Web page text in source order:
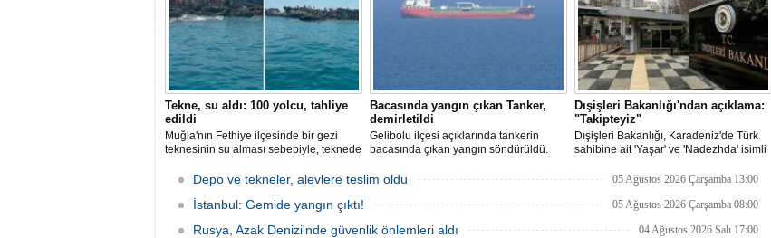
Tekne, su aldı: 100 yolcu, tahliye
edildi
Muğla'nın Fethiye ilçesinde bir gezi
teknesinin su alması sebebiyle, teknede
teknenin batmaması için bölgede
kurtarma çalışması başlatıldı.
Bacasında yangın çıkan Tanker,
demirletildi
Gelibolu ilçesi açıklarında tankerin
bacasında çıkan yangın söndürüldü.
Sahası'na demirletildi.
Dışişleri Bakanlığı'ndan açıklama:
"Takipteyiz"
Dışişleri Bakanlığı, Karadeniz'de Türk
sahibine ait 'Yaşar' ve 'Nadezhda' isimli
araçlarıyla gerçekleştirilen saldırıda
güvenliğinin yakından takip edildiğini
Depo ve tekneler, alevlere teslim oldu 05 Ağustos 2026 Çarşamba 13:00
İstanbul: Gemide yangın çıktı! 05 Ağustos 2026 Çarşamba 08:00
Rusya, Azak Denizi'nde güvenlik önlemleri aldı 04 Ağustos 2026 Salı 17:00